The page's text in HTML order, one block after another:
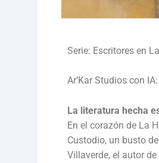
Serie: Escritores en
Ar’Kar Studios con
La literatura hecha
En el corazón de La
Custodio, un busto
Villaverde, el autor